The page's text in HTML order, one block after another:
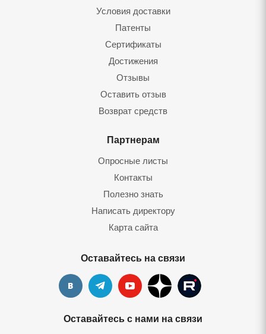
Условия доставки
Патенты
Сертификаты
Достижения
Отзывы
Оставить отзыв
Возврат средств
Партнерам
Опросные листы
Контакты
Полезно знать
Написать директору
Карта сайта
Оставайтесь на связи
Оставайтесь с нами на связи